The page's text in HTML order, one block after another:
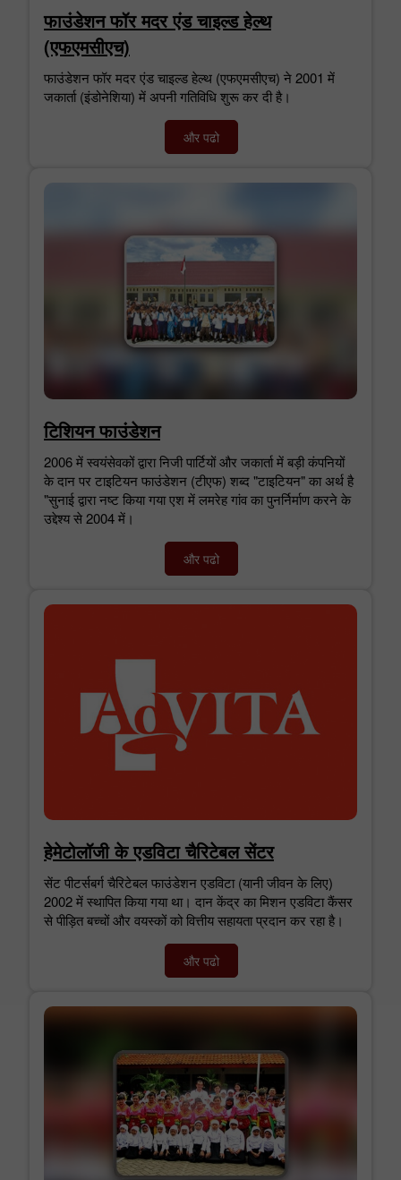
फाउंडेशन फॉर मदर एंड चाइल्ड हेल्थ
(एफएमसीएच)
फाउंडेशन फॉर मदर एंड चाइल्ड हेल्थ (एफएमसीएच) ने 2001 में
जकार्ता (इंडोनेशिया) में अपनी गतिविधि शुरू कर दी है।
और पढो
टिशियन फाउंडेशन
2006 में स्वयंसेवकों द्वारा निजी पार्टियों और जकार्ता में बड़ी कंपनियों
के दान पर टाइटियन फाउंडेशन (टीएफ) शब्द "टाइटियन" का अर्थ है
"सुनाई द्वारा नष्ट किया गया एश में लमरेह गांव का पुनर्निर्माण करने के
उद्देश्य से 2004 में।
और पढो
हेमेटोलॉजी के एडविटा चैरिटेबल सेंटर
सेंट पीटर्सबर्ग चैरिटेबल फाउंडेशन एडविटा (यानी जीवन के लिए)
2002 में स्थापित किया गया था। दान केंद्र का मिशन एडविटा कैंसर
से पीड़ित बच्चों और वयस्कों को वित्तीय सहायता प्रदान कर रहा है।
और पढो